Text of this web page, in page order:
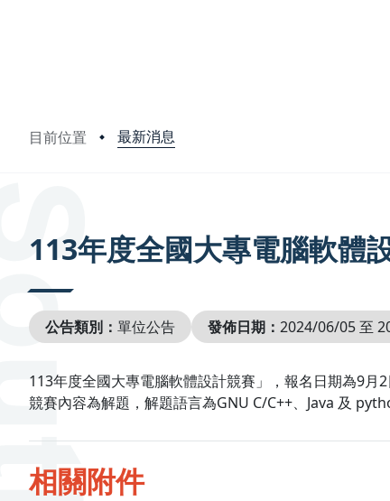
目前位置 最新消息
113年度全國大專電腦軟體
公告類別： 單位公告 發佈日期： 2024/06/05 至
113年度全國大專電腦軟體設計競賽」，報名日期為9月2
競賽內容為解題，解題語言為GNU C/C++、Java 及
相關附件